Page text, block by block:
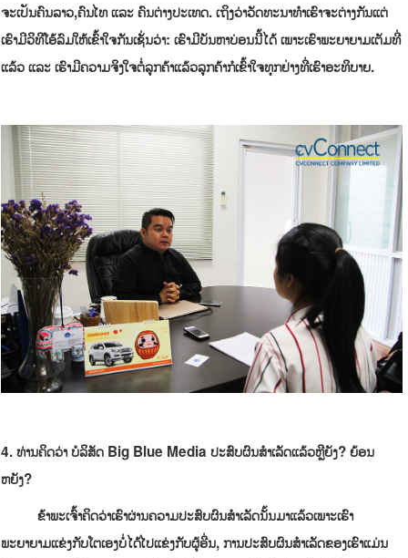
ຈະເປັນຄົນລາວ,ຄົນໄທ ແລະ ຄົນຕ່າງປະເທດ. ເຖິງວ່າວັດທະນາທໍາເຮົາຈະຕ່າງກັນແຕ່
ເຮົາມີວິທີໂອ້ລົມໃຫ້ເຂົ້າໃຈກັນເຊັ່ນວ່າ: ເຮົາມີບັນຫາບ່ອນນີ້ໄດ້ ເພາະເຮົາພະຍາຍາມເຕັມທີ່
ແລ້ວ ແລະ ເຮົາມີຄວາມຈິງໃຈຕໍ່ລູກຄ້າແລ້ວລູກຄ້າກໍເຂົ້າໃຈທຸກຢ່າງທີ່ເຮົາອະທິບາຍ.
4.ທ່ານຄິດວ່າບໍລິສັດ Big Blue Media ປະສົບຜົນສໍາເລັດແລ້ວຫຼືຍັງ?ຍ້ອນ
ຫຍັງ?
ຂ້າພະເຈົ້າຄິດວ່າເຮົາຜ່ານຄວາມປະສົບຜົນສໍາເລັດນັ້ນມາແລ້ວເພາະເຮົາ
ພະຍາຍາມແຂ່ງກັບໂຕເອງບໍ່ໄດ້ໄປແຂ່ງກັບຜູ້ອື່ນ, ການປະສົບຜົນສໍາເລັດຂອງເຮົາແມ່ນ